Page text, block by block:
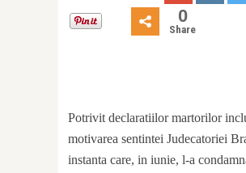
0
Share
Potrivit declaratiilor martorilor
motivarea sentintei Judecatoriei
instanta care, in iunie, l-a